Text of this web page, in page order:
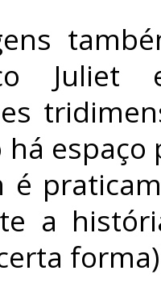
Juliet
há
é
a